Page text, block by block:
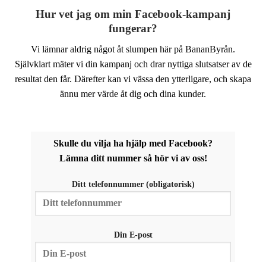
Hur vet jag om min Facebook-kampanj
fungerar?
Vi lämnar aldrig något åt slumpen här på BananByrån.
Självklart mäter vi din kampanj och drar nyttiga slutsatser av de
resultat den får. Därefter kan vi vässa den ytterligare, och skapa
ännu mer värde åt dig och dina kunder.
Skulle du vilja ha hjälp med Facebook?
Lämna ditt nummer så hör vi av oss!
Ditt telefonnummer (obligatorisk)
Din E-post
hemsidans
funktionalitet
uppbyggnad,
hur hemsidan
används.
hemsida ska
bra som
under ditt
besök. Om
här kakorna
funktionalitet